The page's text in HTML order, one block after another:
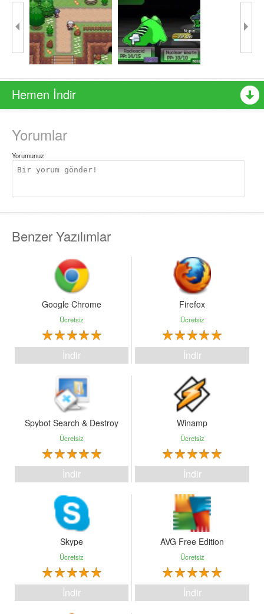
Hemen İndir
Yorumlar
Yorumunuz
Benzer Yazılımlar
Google Chrome
Ücretsiz
İndir
Firefox
Ücretsiz
İndir
Spybot Search & Destroy
Ücretsiz
İndir
Winamp
Ücretsiz
İndir
Skype
Ücretsiz
İndir
AVG Free Edition
Ücretsiz
İndir